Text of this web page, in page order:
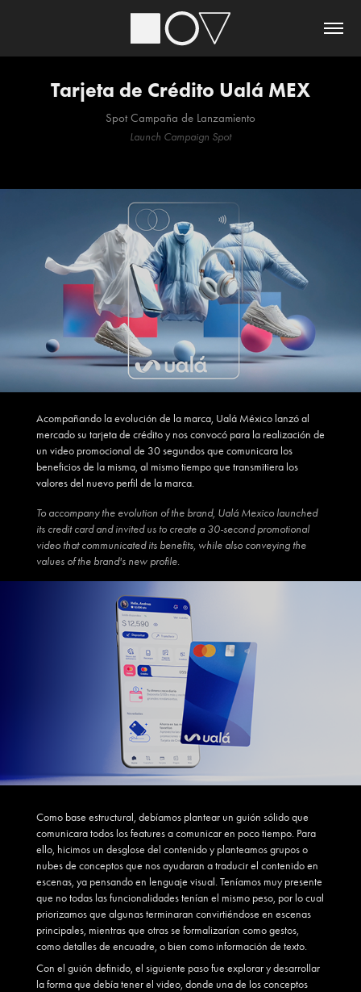
Tarjeta de Crédito Ualá MEX
Spot Campaña de Lanzamiento
Launch Campaign Spot
Acompañando la evolución de la marca, UaláMéxico lanzó al
mercado su tarjeta de crédito y nos convocó para la realización de
un video promocional de 30 segundos que comunicara los
beneficios de la misma, al mismo tiempo que transmitiera los
valores del nuevo perfil de la marca.
To accompany the evolution of the brand, Ualá Mexico launched
its credit card and invited us to create a 30-second promotional
video that communicated its benefits, while also conveying the
values ​​of the brand's new profile.
Como base estructural, debíamos plantear un guión sólido que
comunicara todos los features a comunicar en poco tiempo. Para
ello, hicimos un desglose del contenido y planteamos grupos o
nubes de conceptos que nos ayudaran a traducir el contenido en
escenas, ya pensando en lenguaje visual. Teníamos muy presente
que no todas las funcionalidades tenían el mismo peso, por lo cual
priorizamos que algunas terminaran convirtiéndose en escenas
principales, mientras que otras se formalizarían como gestos,
como detalles de encuadre, o bien como información de texto.
Con el guión definido, el siguiente paso fue explorar y desarrollar
la forma que debía tener el video, donde una de los conceptos